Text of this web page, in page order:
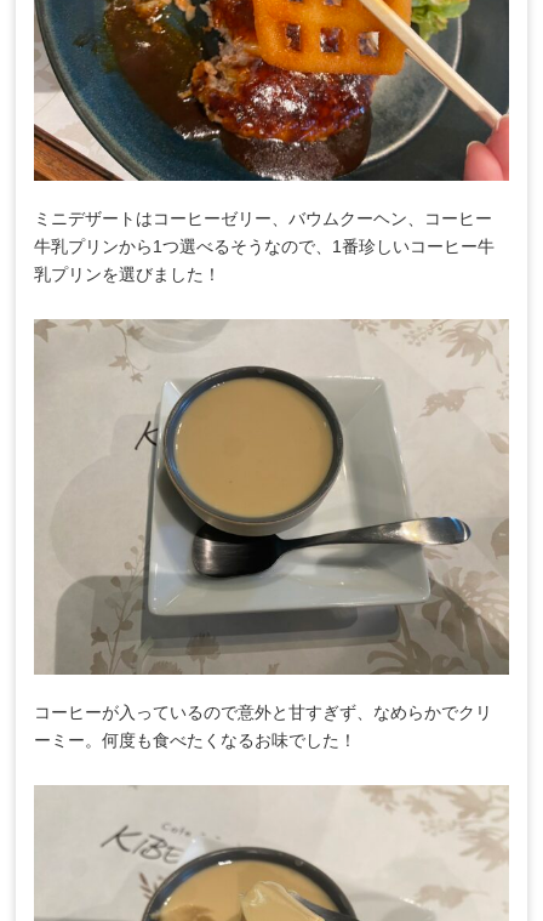
ミニデザートはコーヒーゼリー、バウムクーヘン、コーヒー
牛乳プリンから1つ選べるそうなので、1番珍しいコーヒー牛
乳プリンを選びました！
コーヒーが入っているので意外と甘すぎず、なめらかでクリ
ーミー。何度も食べたくなるお味でした！